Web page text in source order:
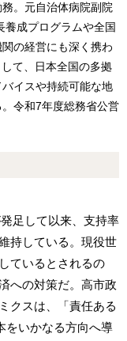
。元自治体病院副院
成プログラムや全国
の経営にも深く携わ
て、日本全国の多拠
イスや持続可能な地
令和7年度総務省公営
足して以来、支持率
持している。現役世
ているとされるの
への対策だ。高市政
クスは、「責任ある
をいかなる方向へ導